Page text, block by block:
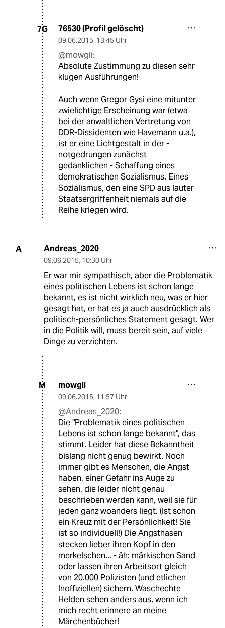
7G 76530 (Profil gelöscht)
09.06.2015, 13:45 Uhr
@mowgli:
Absolute Zustimmung zu diesen sehr
klugen Ausführungen!
Auch wenn Gregor Gysi eine mitunter
zwielichtige Erscheinung war (etwa
bei der anwaltlichen Vertretung von
DDR-Dissidenten wie Havemann u.a.),
ist er eine Lichtgestalt in der -
notgedrungen zunächst
gedanklichen - Schaffung eines
demokratischen Sozialismus. Eines
Sozialismus, den eine SPD aus lauter
Staatsergriffenheit niemals auf die
Reihe kriegen wird.
A Andreas_2020
09.06.2015, 10:30 Uhr
Er war mir sympathisch, aber die Problematik
eines politischen Lebens ist schon lange
bekannt, es ist nicht wirklich neu, was er hier
gesagt hat, er hat es ja auch ausdrücklich als
politisch-persönliches Statement gesagt. Wer
in die Politik will, muss bereit sein, auf viele
Dinge zu verzichten.
M mowgli
09.06.2015, 11:57 Uhr
@Andreas_2020:
Die "Problematik eines politischen
Lebens ist schon lange bekannt", das
stimmt. Leider hat diese Bekanntheit
bislang nicht genug bewirkt. Noch
immer gibt es Menschen, die Angst
haben, einer Gefahr ins Auge zu
sehen, die leider nicht genau
beschrieben werden kann, weil sie für
jeden ganz woanders liegt. (Ist schon
ein Kreuz mit der Persönlichkeit! Sie
ist so individuell!) Die Angsthasen
stecken lieber ihren Kopf in den
merkelschen... - äh: märkischen Sand
oder lassen ihren Arbeitsort gleich
von 20.000 Polizisten (und etlichen
Inoffiziellen) sichern. Waschechte
Helden sehen anders aus, wenn ich
mich recht erinnere an meine
Märchenbücher!